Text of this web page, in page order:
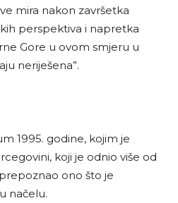
mira nakon završetka
perspektiva i napretka
Gore u ovom smjeru u
neriješena”.
1995. godine, kojim je
koji je odnio više od
ono što je
načelu.